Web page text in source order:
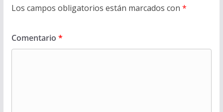
Los campos obligatorios están marcados con *
Comentario *